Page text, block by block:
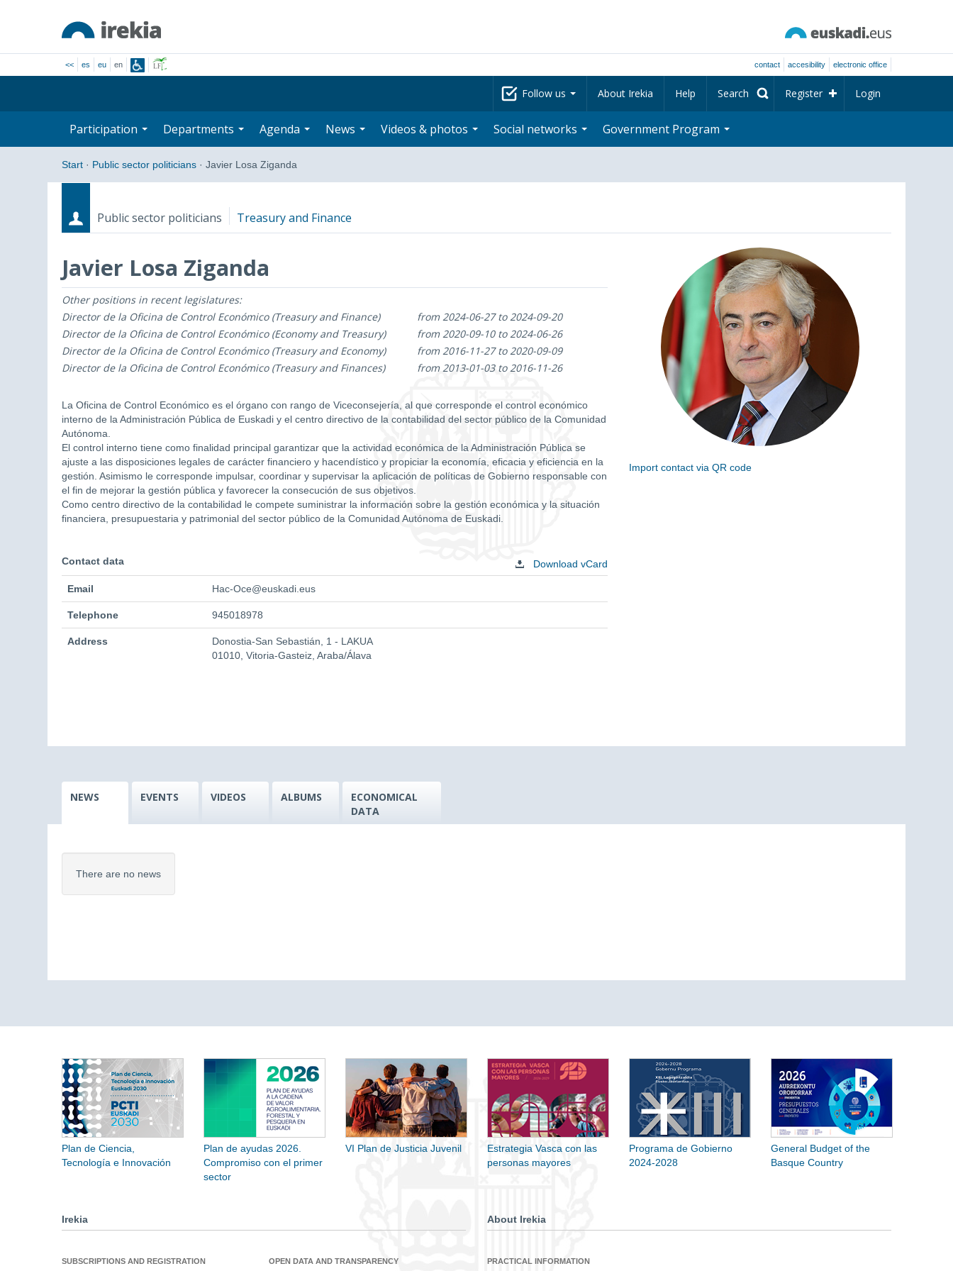
<< es eu en contact accesibility electronic office
Follow us About Irekia Help Search Register Login
Participation Departments Agenda News Videos & photos Social networks Government Program
Start · Public sector politicians · Javier Losa Ziganda
Public sector politicians Treasury and Finance
Javier Losa Ziganda
RolesStart date - End date
Other positions in recent legislatures:
Director de la Oficina de Control Económico (Treasury and Finance)
from 2024-06-27 to 2024-09-20
Director de la Oficina de Control Económico (Economy and Treasury)
from 2020-09-10 to 2024-06-26
Director de la Oficina de Control Económico (Treasury and Economy)
from 2016-11-27 to 2020-09-09
Director de la Oficina de Control Económico (Treasury and Finances)
from 2013-01-03 to 2016-11-26
La Oficina de Control Económico es el órgano con rango de Viceconsejería, al que corresponde el control económico
interno de la Administración Pública de Euskadi y el centro directivo de la contabilidad del sector público de la Comunidad
Autónoma.
El control interno tiene como finalidad principal garantizar que la actividad económica de la Administración Pública se
ajuste a las disposiciones legales de carácter financiero y hacendístico y propiciar la economía, eficacia y eficiencia en la
gestión. Asimismo le corresponde impulsar, coordinar y supervisar la aplicación de políticas de Gobierno responsable con
el fin de mejorar la gestión pública y favorecer la consecución de sus objetivos.
Como centro directivo de la contabilidad le compete suministrar la información sobre la gestión económica y la situación
financiera, presupuestaria y patrimonial del sector público de la Comunidad Autónoma de Euskadi.
Contact data Download vCard
Email Hac-Oce@euskadi.eus
Telephone 945018978
Address
Donostia-San Sebastián, 1 - LAKUA
01010, Vitoria-Gasteiz, Araba/Álava
Import contact via QR code
NEWS EVENTS VIDEOS ALBUMS
ECONOMICAL
DATA
There are no news
Plan de Ciencia,
Tecnología e Innovación
Plan de ayudas 2026.
Compromiso con el primer
sector
VI Plan de Justicia Juvenil
Estrategia Vasca con las
personas mayores
Programa de Gobierno
2024-2028
General Budget of the
Basque Country
Irekia
SUBSCRIPTIONS AND REGISTRATION OPEN DATA AND TRANSPARENCY
About Irekia
PRACTICAL INFORMATION